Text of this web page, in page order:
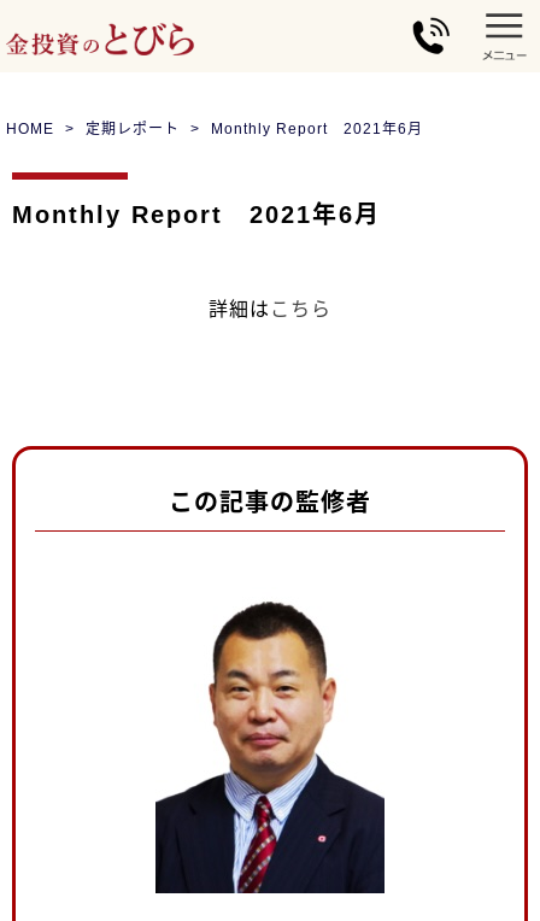
HOME 定期レポート Monthly Report 2021年6月
Monthly Report 2021年6月
詳細は こちら
この記事の監修者